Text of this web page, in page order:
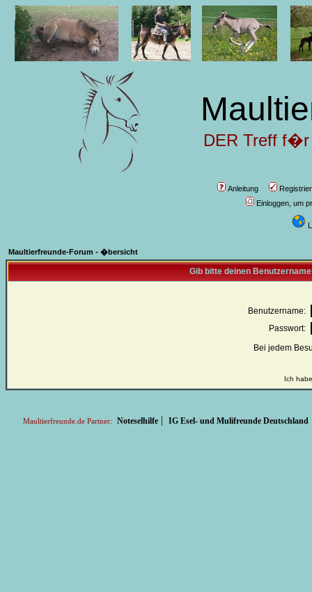
DER Treff f�r
Anleitung
Einloggen, um
Maultierfreunde-Forum - �bersicht
Gib bitte deinen
Benutzername:
Passwort:
Bei jedem
Ich
Maultierfreunde.de Partner: Noteselhilfe | IG Esel- und Mulifreunde Deutschland